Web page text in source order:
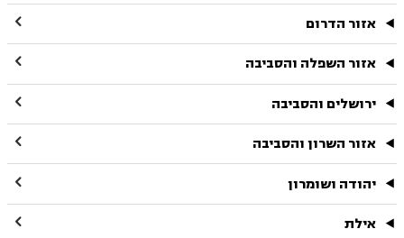
אזור הדרום 
אזור השפלה והסביבה 
ירושלים והסביבה 
אזור השרון והסביבה 
יהודה ושומרון 
אילת 